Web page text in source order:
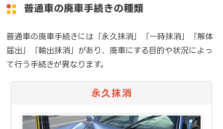
普通車の廃車手続きの種類
普通車の廃車手続きには「永久抹消」「一時抹消」「解体
届出」「輸出抹消」があり、廃車にする目的や状況によっ
て行う手続きが異なります。
永久抹消